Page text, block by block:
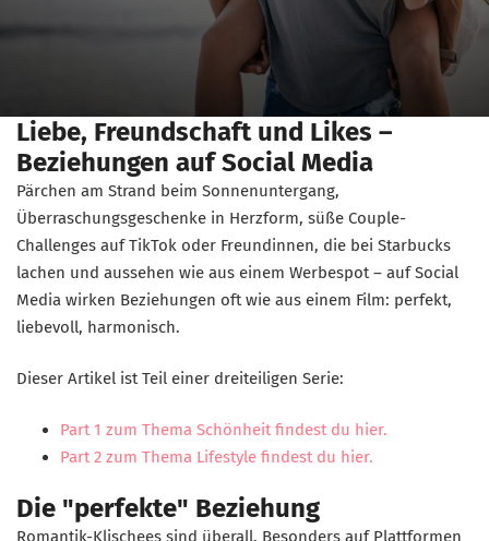
Liebe, Freundschaft und Likes –
Beziehungen auf Social Media
Pärchen am Strand beim Sonnenuntergang,
Überraschungsgeschenke in Herzform, süße Couple-
Challenges auf TikTok oder Freundinnen, die bei Starbucks
lachen und aussehen wie aus einem Werbespot – auf Social
Media wirken Beziehungen oft wie aus einem Film: perfekt,
liebevoll, harmonisch.
Dieser Artikel ist Teil einer dreiteiligen Serie:
Part 1 zum Thema Schönheit findest du hier.
Part 2 zum Thema Lifestyle findest du hier.
Die "perfekte" Beziehung
Romantik-Klischees sind überall. Besonders auf Plattformen